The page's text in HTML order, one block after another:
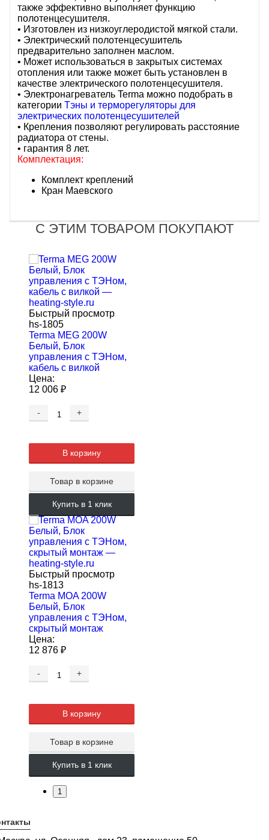
также эффективно выполняет функцию
полотенцесушителя.
• Изготовлен из низкоуглеродистой мягкой стали.
• Электрический полотенцесушитель
предварительно заполнен маслом.
• Может использоваться в закрытых системах
отопления или также может быть установлен в
качестве электрического полотенцесушителя.
• Электронагреватель Terma можно подобрать в
категории Тэны и терморегуляторы для
электрических полотенцесушителей
• Крепления позволяют регулировать расстояние
радиатора от стены.
• гарантия 8 лет.
Комплектация:
Комплект креплений
Кран Маевского
С ЭТИМ ТОВАРОМ ПОКУПАЮТ
Быстрый просмотр
hs-1805
Terma MEG 200W
Белый, Блок
управления с ТЭНом,
кабель с вилкой
Цена:
12 006 ₽
- +
В корзину
Товар в корзине
Купить в 1 клик
Быстрый просмотр
hs-1813
Terma MOA 200W
Белый, Блок
управления с ТЭНом,
скрытый монтаж
Цена:
12 876 ₽
- +
В корзину
Товар в корзине
Купить в 1 клик
1